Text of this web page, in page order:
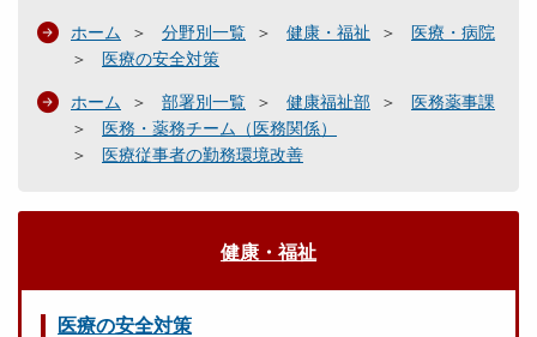
ホーム 分野別一覧 健康・福祉
医療・病院
医療の安全対策
ホーム 部署別一覧 健康福祉部
医務薬事課
医務・薬務チーム（医務関係）
医療従事者の勤務環境改善
健康・福祉
医療の安全対策